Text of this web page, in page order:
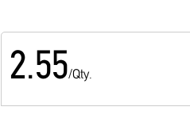
2.55/Qty.